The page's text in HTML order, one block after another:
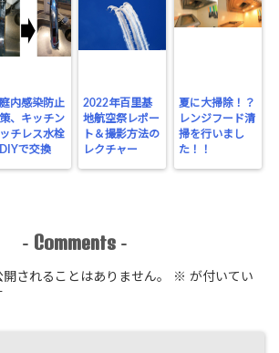
内感染防止
、キッチン
チレス水栓
で交換
2022年百里基
地航空祭レポー
ト＆撮影方法の
レクチャー
夏に大掃除！？
レンジフード清
掃を行いまし
た！！
- Comments -
されることはありません。 ※ が付いてい